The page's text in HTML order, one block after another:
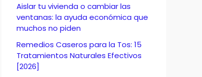
Aislar tu vivienda o cambiar las
ventanas: la ayuda económica que
muchos no piden
Remedios Caseros para la Tos: 15
Tratamientos Naturales Efectivos
[2026]